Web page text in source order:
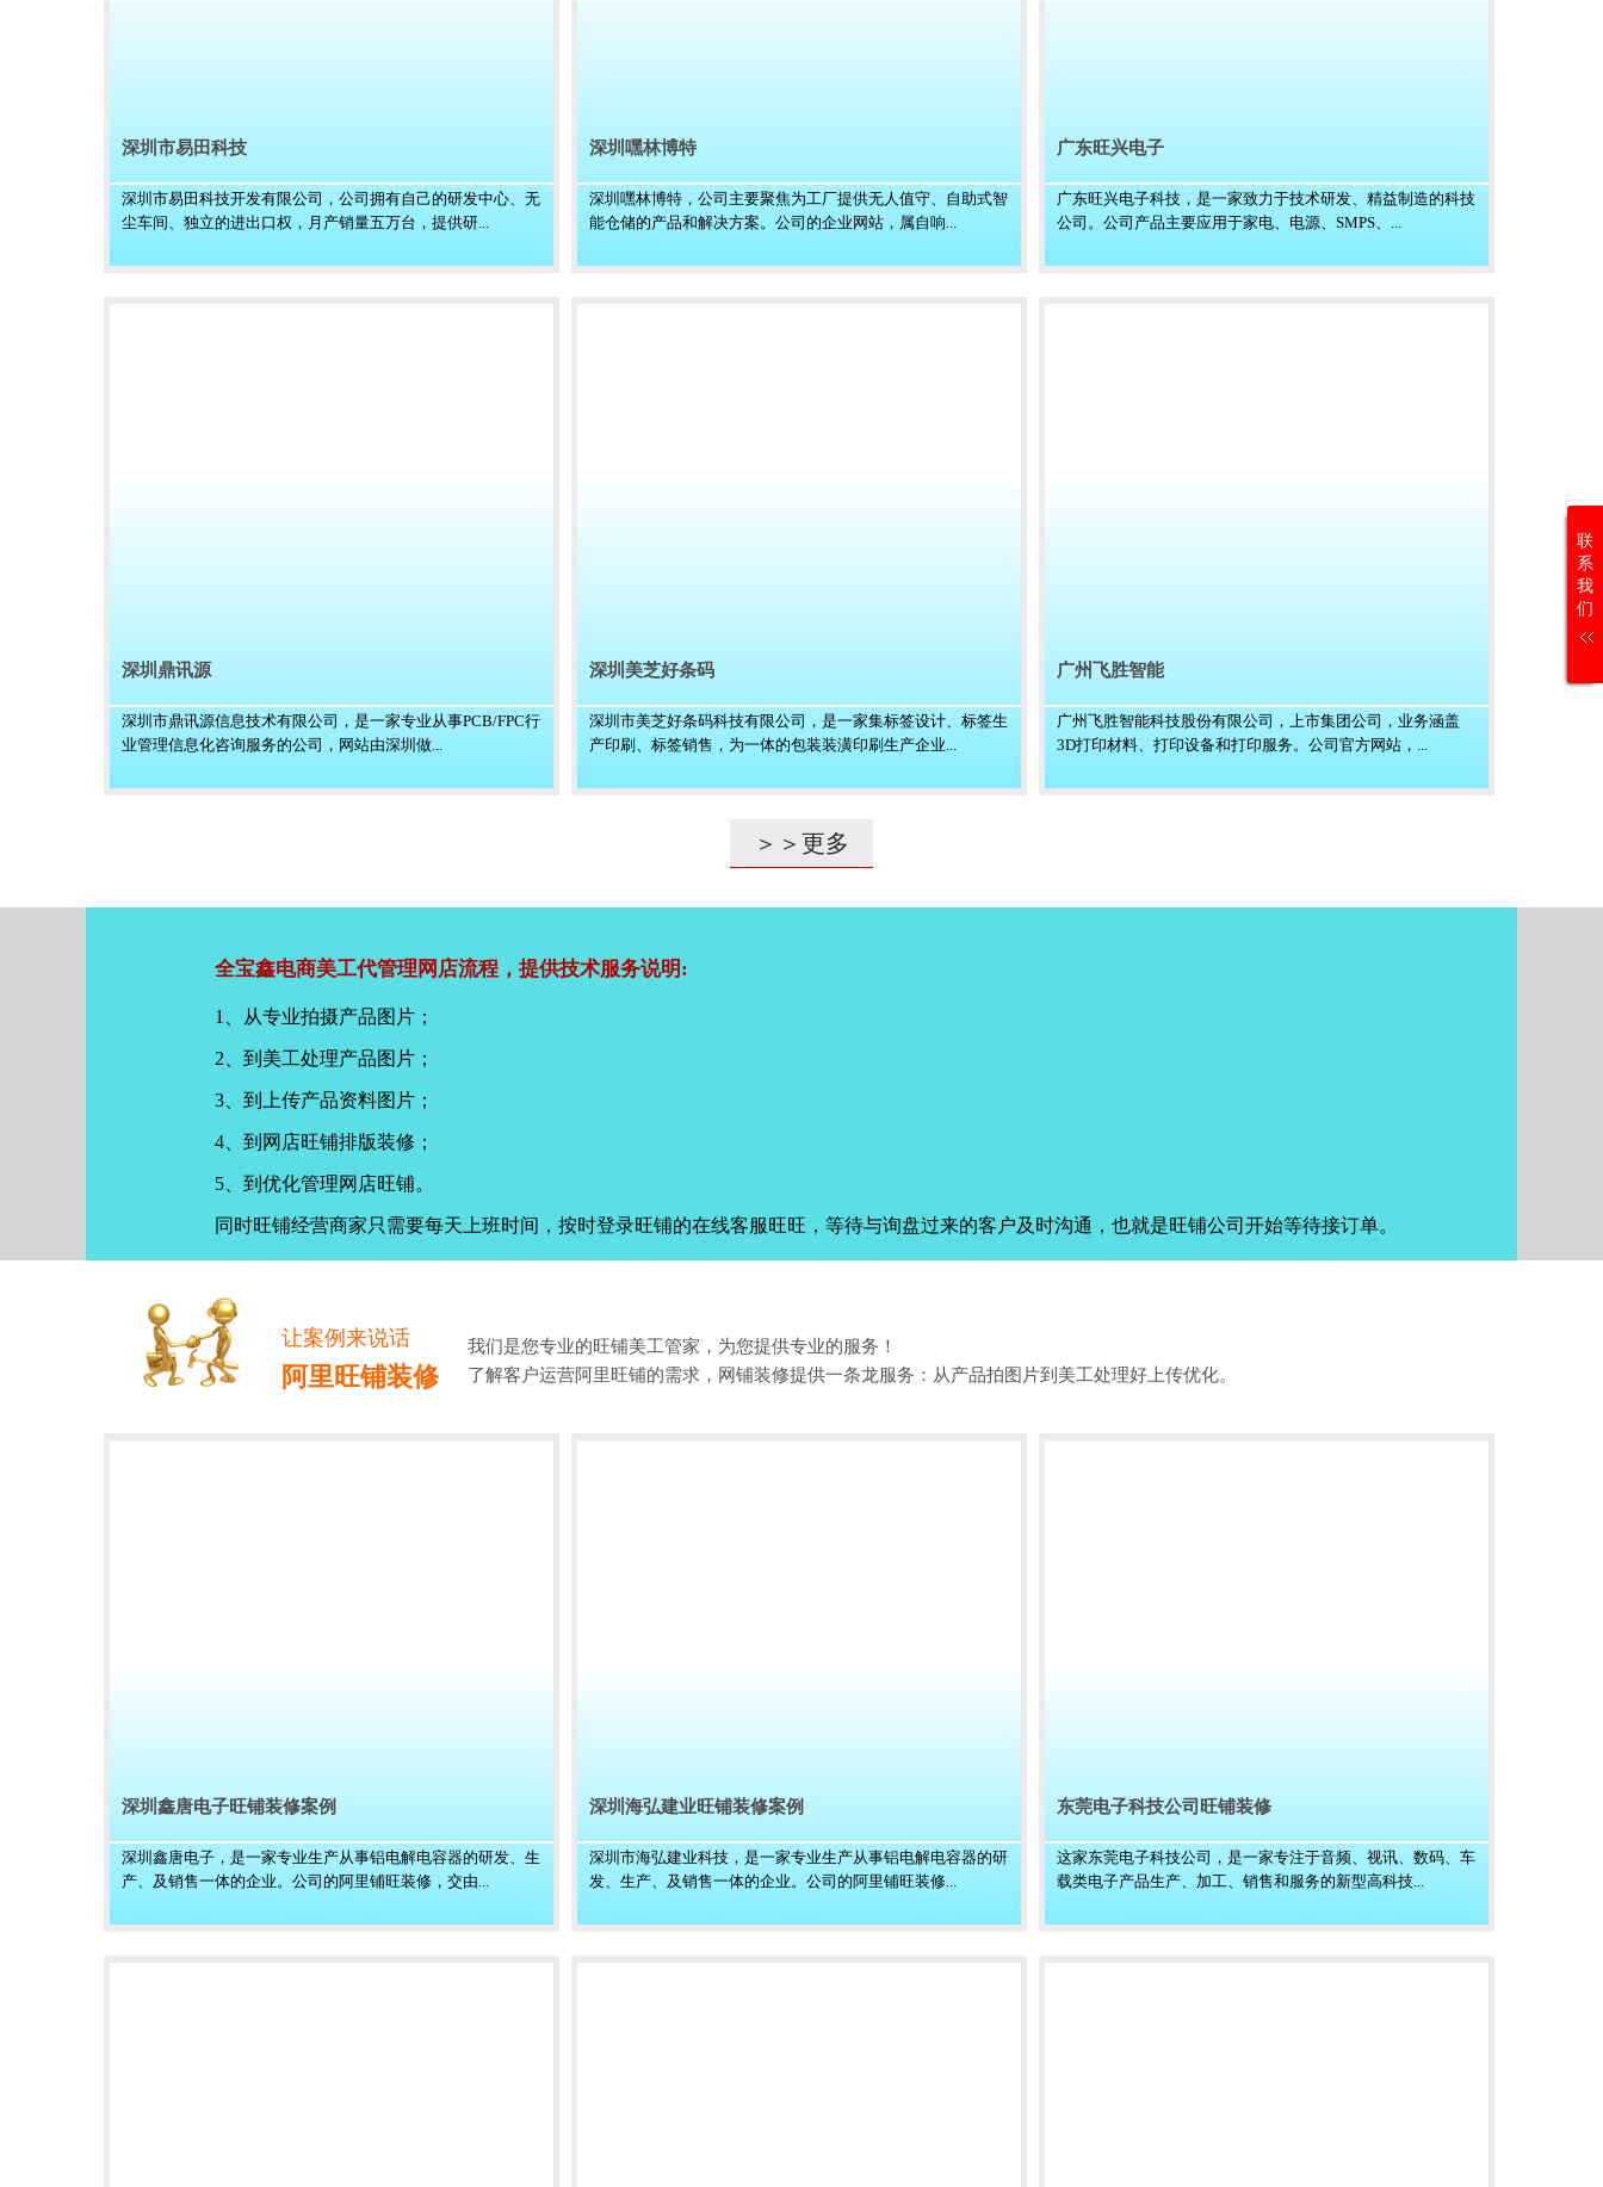
深圳市易田科技
深圳市易田科技开发有限公司，公司拥有自己的研发中心、无
尘车间、独立的进出口权，月产销量五万台，提供研...
深圳嘿林博特
深圳嘿林博特，公司主要聚焦为工厂提供无人值守、自助式智
能仓储的产品和解决方案。公司的企业网站，属自响...
广东旺兴电子
广东旺兴电子科技，是一家致力于技术研发、精益制造的科技
公司。公司产品主要应用于家电、电源、SMPS、...
深圳鼎讯源
深圳市鼎讯源信息技术有限公司，是一家专业从事PCB/FPC行
业管理信息化咨询服务的公司，网站由深圳做...
深圳美芝好条码
深圳市美芝好条码科技有限公司，是一家集标签设计、标签生
产印刷、标签销售，为一体的包装装潢印刷生产企业...
广州飞胜智能
广州飞胜智能科技股份有限公司，上市集团公司，业务涵盖
3D打印材料、打印设备和打印服务。公司官方网站，...
＞＞更多
全宝鑫电商美工代管理网店流程，提供技术服务说明:
1、从专业拍摄产品图片；
2、到美工处理产品图片；
3、到上传产品资料图片；
4、到网店旺铺排版装修；
5、到优化管理网店旺铺。
同时旺铺经营商家只需要每天上班时间，按时登录旺铺的在线客服旺旺，等待与询盘过来的客户及时沟通，也就是旺铺公司开始等待接订单。
让案例来说话
阿里旺铺装修
我们是您专业的旺铺美工管家，为您提供专业的服务！
了解客户运营阿里旺铺的需求，网铺装修提供一条龙服务：从产品拍图片到美工处理好上传优化。
深圳鑫唐电子旺铺装修案例
深圳鑫唐电子，是一家专业生产从事铝电解电容器的研发、生
产、及销售一体的企业。公司的阿里铺旺装修，交由...
深圳海弘建业旺铺装修案例
深圳市海弘建业科技，是一家专业生产从事铝电解电容器的研
发、生产、及销售一体的企业。公司的阿里铺旺装修...
东莞电子科技公司旺铺装修
这家东莞电子科技公司，是一家专注于音频、视讯、数码、车
载类电子产品生产、加工、销售和服务的新型高科技...
联
系
我
们